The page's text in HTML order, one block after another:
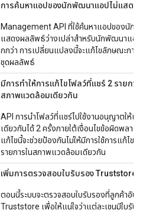
การค้นหาแอปของนักพัฒนาแอปไม่แสดง
Management API ที่ใช้ค้นหาแอปของนัก
แสดงผลลัพธ์ว่างเปล่าสำหรับนักพัฒนาแอป
กกว่า การเปลี่ยนแปลงนี้จะแก้ไขลักษณะการ
ชุดผลลัพธ์
มีการทำให้การแก้ไขโฟลว์ที่แชร์ 2 รายการ
สภาพแวดล้อมเดียวกัน
API การนำโฟลว์ที่แชร์ไปใช้งานอนุญาตให้แ
เดียวกันได้ 2 ครั้งภายใต้เงื่อนไขข้อผิดพลาด
แก้ไขนี้จะช่วยป้องกันไม่ให้มีการใช้การแก้ไขโ
รายการในสภาพแวดล้อมเดียวกัน
เพิ่มการตรวจสอบใบรับรอง Truststore
ตอนนี้ระบบจะตรวจสอบใบรับรองที่ลูกค้าอัปโ
Truststore เพื่อให้แน่ใจว่าแต่ละเชนมีใบรับ